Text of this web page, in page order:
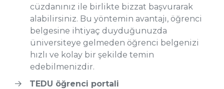
cüzdanınız ile birlikte bizzat başvurarak
alabilirsiniz. Bu yöntemin avantajı, öğrenci
belgesine ihtiyaç duyduğunuzda
üniversiteye gelmeden öğrenci belgenizi
hızlı ve kolay bir şekilde temin
edebilmenizdir.
TEDU öğrenci portali